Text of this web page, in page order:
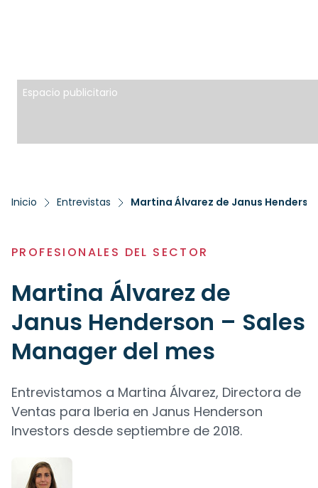
Espacio publicitario
Inicio Entrevistas Martina Álvarez de Janus
PROFESIONALES DEL SECTOR
Martina Álvarez de
Janus Henderson – Sales
Manager del mes
Entrevistamos a Martina Álvarez, Directora de
Ventas para Iberia en Janus Henderson
Investors desde septiembre de 2018.